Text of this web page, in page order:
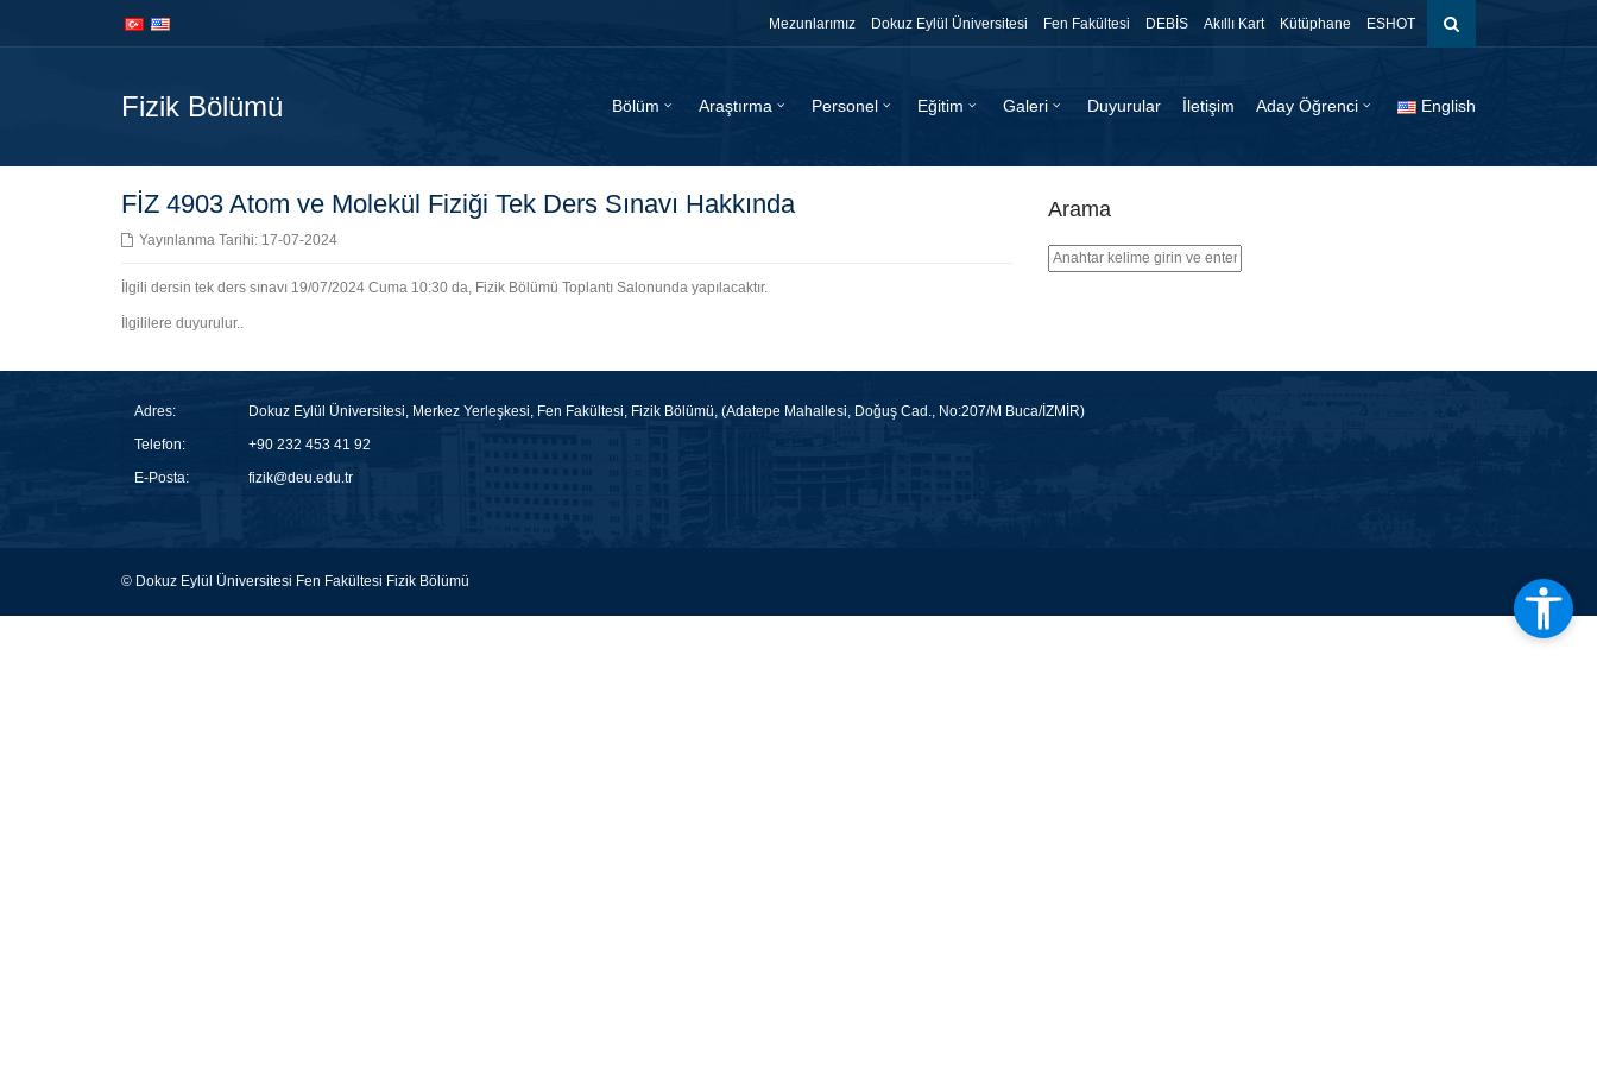
Mezunlarımız Dokuz Eylül Üniversitesi Fen Fakültesi DEBİS Akıllı Kart Kütüphane ESHOT
Fizik Bölümü Bölüm Araştırma Personel Eğitim Galeri Duyurular İletişim Aday Öğrenci English
FİZ 4903 Atom ve Molekül Fiziği Tek Ders Sınavı Hakkında
Yayınlanma Tarihi: 17-07-2024
İlgili dersin tek ders sınavı 19/07/2024 Cuma 10:30 da, Fizik Bölümü Toplantı Salonunda yapılacaktır.
İlgililere duyurulur..
Arama
Adres:
Dokuz Eylül Üniversitesi, Merkez Yerleşkesi, Fen Fakültesi, Fizik Bölümü, (Adatepe Mahallesi, Doğuş Cad., No:207/M Buca/İZMİR)
Telefon:
+90 232 453 41 92
E-Posta:
fizik@deu.edu.tr
© Dokuz Eylül Üniversitesi Fen Fakültesi Fizik Bölümü